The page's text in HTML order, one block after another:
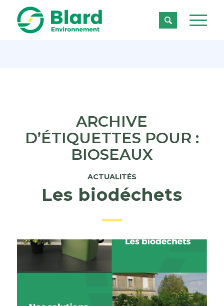

ARCHIVE
D’ÉTIQUETTES POUR :
BIOSEAUX
ACTUALITÉS
Les biodéchets